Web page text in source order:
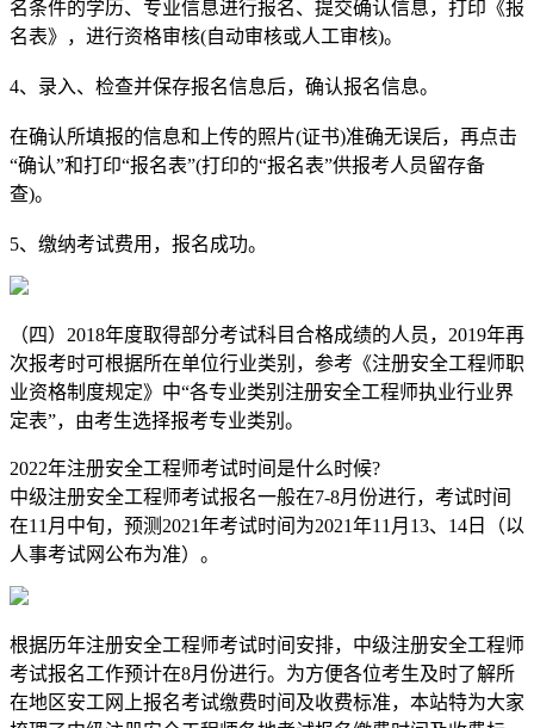
名条件的学历、专业信息进行报名、提交确认信息，打印《报
名表》，进行资格审核(自动审核或人工审核)。
4、录入、检查并保存报名信息后，确认报名信息。
在确认所填报的信息和上传的照片(证书)准确无误后，再点击
“确认”和打印“报名表”(打印的“报名表”供报考人员留存备
查)。
5、缴纳考试费用，报名成功。
（四）2018年度取得部分考试科目合格成绩的人员，2019年再
次报考时可根据所在单位行业类别，参考《注册安全工程师职
业资格制度规定》中“各专业类别注册安全工程师执业行业界
定表”，由考生选择报考专业类别。
2022年注册安全工程师考试时间是什么时候?
中级注册安全工程师考试报名一般在7-8月份进行，考试时间
在11月中旬，预测2021年考试时间为2021年11月13、14日（以
人事考试网公布为准）。
根据历年注册安全工程师考试时间安排，中级注册安全工程师
考试报名工作预计在8月份进行。为方便各位考生及时了解所
在地区安工网上报名考试缴费时间及收费标准，本站特为大家